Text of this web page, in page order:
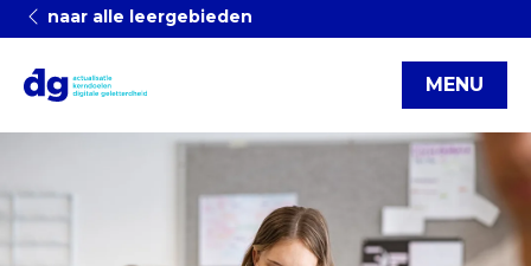
naar alle leergebieden
MENU